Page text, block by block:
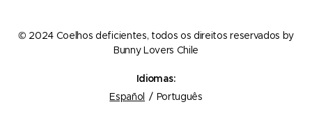
© 2024 Coelhos deficientes, todos os direitos reservados by
Bunny Lovers Chile
Idiomas
Español
Português